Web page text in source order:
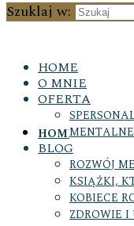
Szuklaj w:
HOME
HOME
O MNIE
OFERTA
BLOG
ROZWÓJ
KSIĄŻKI,
KOBIECE
ZDROWIE I